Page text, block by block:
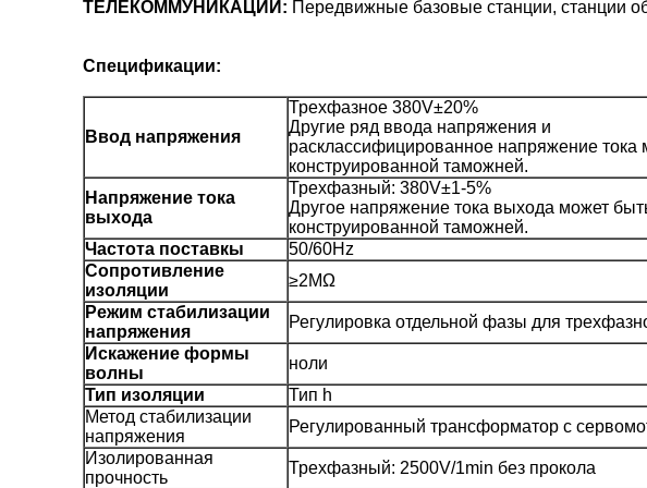
ТЕЛЕКОММУНИКАЦИИ: Передвижные базовые станции, станции
Спецификации:
Ввод напряжения
Трехфазное 380V±20%
Другие ряд ввода напряжения и
расклассифицированное напряжение тока
конструированной таможней.
Напряжение тока
выхода
Трехфазный: 380V±1-5%
Другое напряжение тока выхода может
конструированной таможней.
Частота поставкы
50/60Hz
Сопротивление
изоляции
≥2MΩ
Режим стабилизации
напряжения
Регулировка отдельной фазы для
Искажение формы
волны
ноли
Тип изоляции
Тип h
Метод стабилизации
напряжения
Регулированный трансформатор с
Изолированная
прочность
Трехфазный: 2500V/1min без прокола